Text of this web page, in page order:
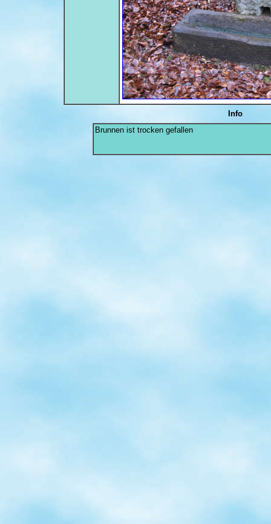
Info
Brunnen ist trocken gefallen